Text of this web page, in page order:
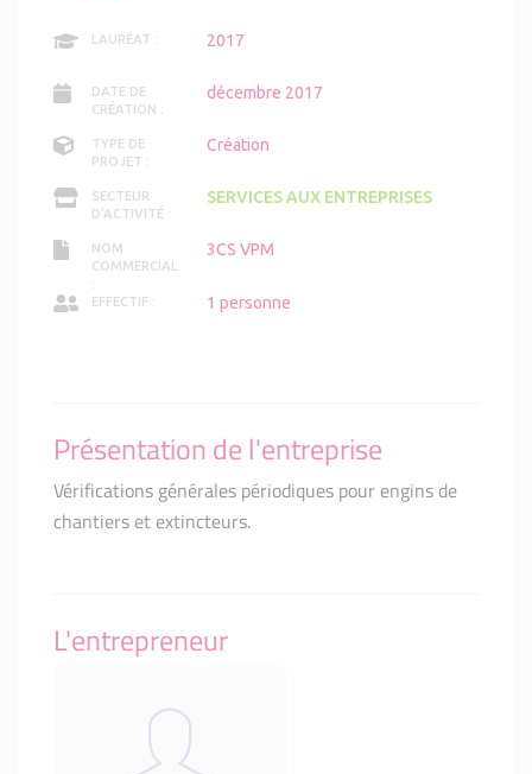
LAURÉAT : 2017
DATE DE
CRÉATION :
décembre 2017
TYPE DE
PROJET :
Création
SECTEUR
D'ACTIVITÉ :
SERVICES AUX ENTREPRISES
NOM
COMMERCIAL
:
3CS VPM
EFFECTIF : 1 personne
Présentation de l'entreprise
Vérifications générales périodiques pour engins de
chantiers et extincteurs.
L'entrepreneur